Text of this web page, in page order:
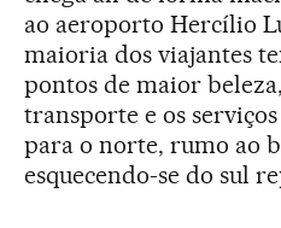
ao aeroporto Hercílio
maioria dos viajantes
pontos de maior
transporte e os
para o norte, rumo ao
esquecendo-se do sul